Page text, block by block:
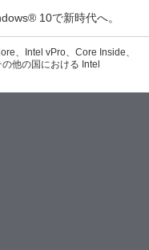
10で新時代へ。
、Intel vPro、Core Inside、
他の国における Intel